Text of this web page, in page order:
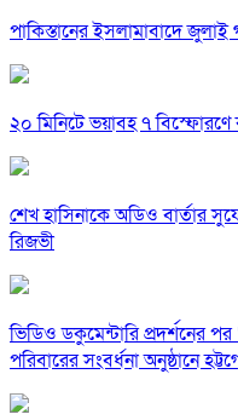
পাকিস্তানের ইসলামাবাদে
২০ মিনিটে ভয়াবহ ৭
শেখ হাসিনাকে অডিও বার্তার
রিজভী
ভিডিও ডকুমেন্টারি প্রদর্শনের
পরিবারের সংবর্ধনা অনুষ্ঠানে